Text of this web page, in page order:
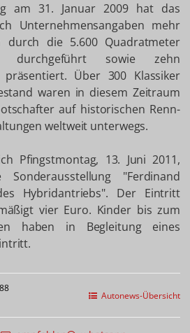
am 31. Januar 2009 hat das
Unternehmensangaben mehr
durch die 5.600 Quadratmeter
durchgeführt sowie zehn
präsentiert. Über 300 Klassiker
waren in diesem Zeitraum
auf historischen Renn-
weltweit unterwegs.
Pfingstmontag, 13. Juni 2011,
"Ferdinand
Hybridantriebs". Der Eintritt
vier Euro. Kinder bis zum
haben in Begleitung eines
Autonews-Übersicht